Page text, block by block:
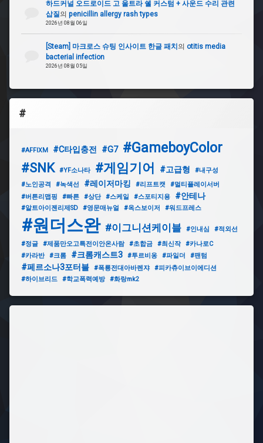
저
하드커널 오드로이드 고 울트라 쉘 커스텀 + 사운드 수리 관련
삽질의 penicillin allergy rash types
2026년 08월 06일
[Steam] 마크로스 슈팅 인사이트 한글 패치의 otitis media
bacterial infection
2026년 08월 05일
#
#AFFIXM #C타입충전 #G7 #GameboyColor
#SNK #YF소나타 #게임기어 #고급형
#내구성
#노인공격
#녹색선 #레이저마킹 #리프트캣
#멀티플레이서버
#버튼리맵핑
#빠른 #상단 #스케일 #스포티지용 #안테나
#알트아이젠리제SD #영문매뉴얼 #옥스보이저 #워드프레스
#원더스완 #이그니션케이블 #인내심
#적외선
#정글
#제품만오고특전이안온사람 #초합금 #최신작
#카나로C
#카라반
#크롬 #크롬캐스트3 #투르비옹 #파일더 #팬텀
#페르소나3포터블 #폭룡전대아바렌쟈
#피카츄이브이에디션
#하이브리드
#학교폭력예방 #화랑mk2